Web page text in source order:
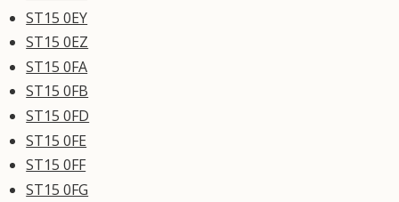
ST15 0EY
ST15 0EZ
ST15 0FA
ST15 0FB
ST15 0FD
ST15 0FE
ST15 0FF
ST15 0FG